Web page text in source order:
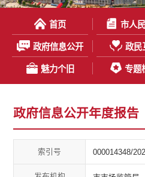
首页 市人
政府信息公开 政民
魅力个旧 专题
政府信息公开年度报告
索引号 000014348/